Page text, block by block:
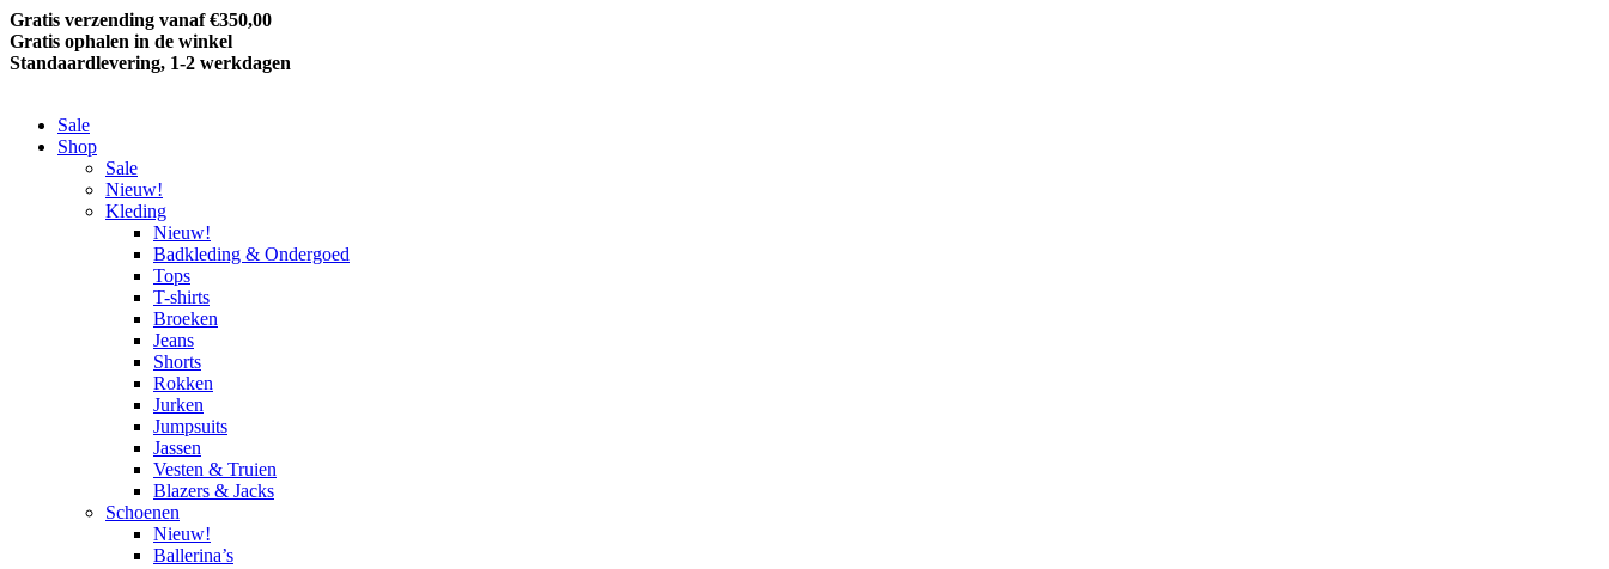
Gratis verzending vanaf €350,00
Gratis ophalen in de winkel
Standaardlevering, 1-2 werkdagen
Sale
Shop
Sale
Nieuw!
Kleding
Nieuw!
Badkleding & Ondergoed
Tops
T-shirts
Broeken
Jeans
Shorts
Rokken
Jurken
Jumpsuits
Jassen
Vesten & Truien
Blazers & Jacks
Schoenen
Nieuw!
Ballerina’s